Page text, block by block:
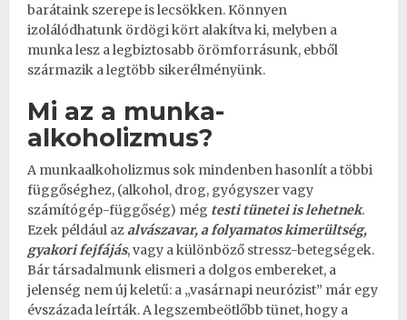
barátaink szerepe is lecsökken. Könnyen
izolálódhatunk ördögi kört alakítva ki, melyben a
munka lesz a legbiztosabb örömforrásunk, ebből
származik a legtöbb sikerélményünk.
Mi az a munka-
alkoholizmus?
A munkaalkoholizmus sok mindenben hasonlít a többi
függőséghez, (alkohol, drog, gyógyszer vagy
számítógép-függőség) még testi tünetei is lehetnek.
Ezek például azalvászavar, a folyamatos kimerültség,
gyakori fejfájás, vagy a különböző stressz-betegségek.
Bár társadalmunk elismeri a dolgos embereket, a
jelenség nem új keletű: a „vasárnapi neurózist” már egy
évszázada leírták. A legszembeötlőbb tünet, hogy a